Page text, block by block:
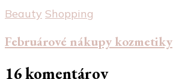
Beauty Shopping
Februárové nákupy kozmetiky
16 komentárov